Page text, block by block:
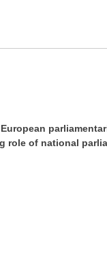
role of national